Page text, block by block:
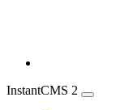
InstantCMS 2